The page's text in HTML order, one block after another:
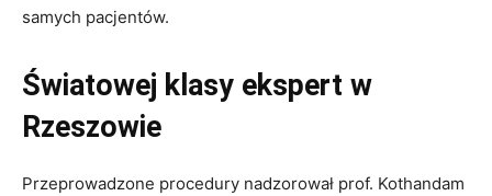
samych pacjentów.
Światowej klasy ekspert w
Rzeszowie
Przeprowadzone procedury nadzorował prof. Kothandam